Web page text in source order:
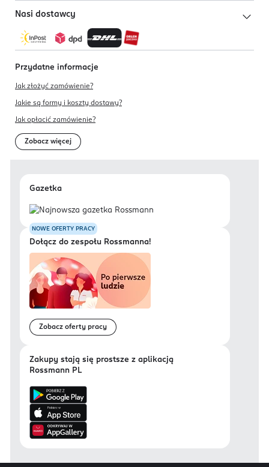
Nasi dostawcy
Przydatne informacje
Jak złożyć zamówienie?
Jakie są formy i koszty dostawy?
Jak opłacić zamówienie?
Zobacz więcej
Gazetka
NOWE OFERTY PRACY
Dołącz do zespołu Rossmanna!
Zobacz oferty pracy
Zakupy stają się prostsze z aplikacją
Rossmann PL